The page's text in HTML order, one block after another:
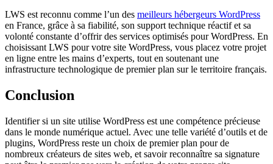
LWS est reconnu comme l’un des meilleurs hébergeurs WordPress
en France, grâce à sa fiabilité, son support technique réactif et sa
volonté constante d’offrir des services optimisés pour WordPress. En
choisissant LWS pour votre site WordPress, vous placez votre projet
en ligne entre les mains d’experts, tout en soutenant une
infrastructure technologique de premier plan sur le territoire français.
Conclusion
Identifier si un site utilise WordPress est une compétence précieuse
dans le monde numérique actuel. Avec une telle variété d’outils et de
plugins, WordPress reste un choix de premier plan pour de
nombreux créateurs de sites web, et savoir reconnaître sa signature